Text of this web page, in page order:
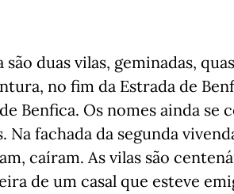
duas vilas, geminadas,
no fim da Estrada de
Benfica. Os nomes ainda se
fachada da segunda
caíram. As vilas são
de um casal que esteve